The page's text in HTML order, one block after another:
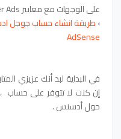
على الوجهات مع معايير Coalition for Better Ads Better Ads.
›
AdSense
في البداية لبد أنك عزيزي
إن كنت لا تتوفر على حساب
حول أدسنس .